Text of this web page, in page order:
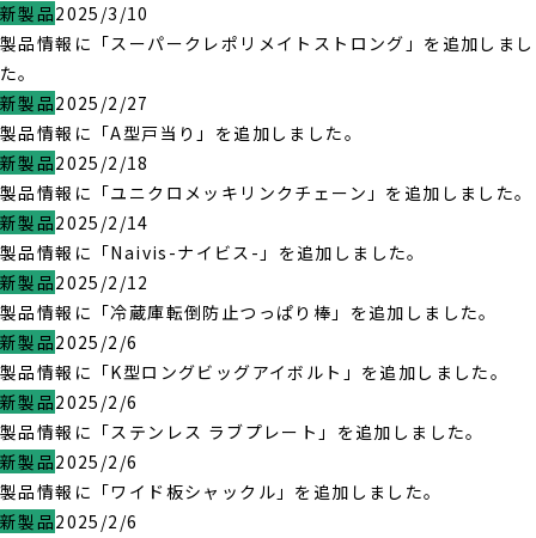
新製品2025/3/10
製品情報に「スーパークレポリメイトストロング」を追加しまし
た。
新製品2025/2/27
製品情報に「A型戸当り」を追加しました。
新製品2025/2/18
製品情報に「ユニクロメッキリンクチェーン」を追加しました。
新製品2025/2/14
製品情報に「Naivis-ナイビス-」を追加しました。
新製品2025/2/12
製品情報に「冷蔵庫転倒防止つっぱり棒」を追加しました。
新製品2025/2/6
製品情報に「K型ロングビッグアイボルト」を追加しました。
新製品2025/2/6
製品情報に「ステンレス ラブプレート」を追加しました。
新製品2025/2/6
製品情報に「ワイド板シャックル」を追加しました。
新製品2025/2/6